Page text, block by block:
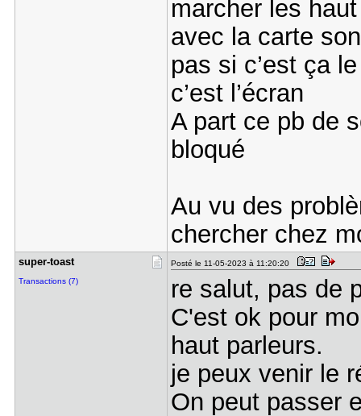
marcher les
avec la carte
pas si c’est ça
c’est l’écran
A part ce pb de
bloqué
Au vu des
chercher chez
super-toas​t
Transactions (7)
Posté le 11-05-2023 à 11:20:20
re salut, pas de
C'est ok pour
haut parleurs.
je peux venir le
On peut passer